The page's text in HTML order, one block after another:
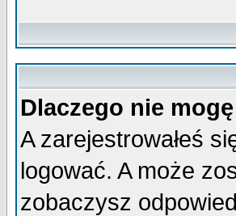
Dlaczego nie
A zarejestrowałeś
logować. A może
zobaczysz